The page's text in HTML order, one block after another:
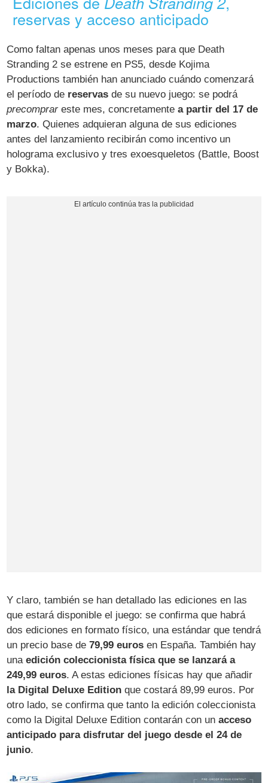
reservas y acceso anticipado
Como faltan apenas unos meses para que Death
Stranding 2 se estrene en PS5, desde Kojima
Productions también han anunciado cuándo comenzará
el período de reservas de su nuevo juego: se podrá
precomprareste mes, concretamentea partir del 17 de
marzo. Quienes adquieran alguna de sus ediciones
antes del lanzamiento recibirán como incentivo un
holograma exclusivo y tres exoesqueletos (Battle, Boost
y Bokka).
Y claro, también se han detallado las ediciones en las
que estará disponible el juego: se confirma que habrá
dos ediciones en formato físico, una estándar que tendrá
un precio base de79,99 euros en España. También hay
unaedición coleccionista física que se lanzará a
249,99 euros. A estas ediciones físicas hay que añadir
la Digital Deluxe Edition que costará 89,99 euros. Por
otro lado, se confirma que tanto la edición coleccionista
como la Digital Deluxe Edition contarán con unacceso
anticipado para disfrutar del juego desde el 24 de
junio.